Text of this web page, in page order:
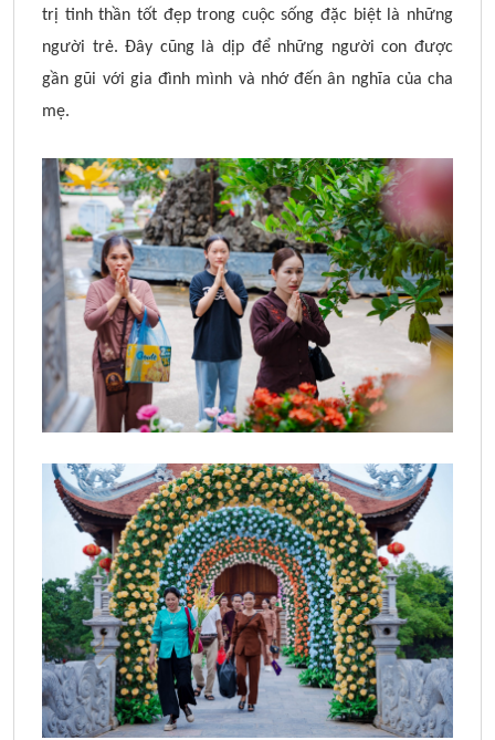
trị tinh thần tốt đẹp trong cuộc sống đặc biệt là những
người trẻ. Đây cũng là dịp để những người con được
gần gũi với gia đình mình và nhớ đến ân nghĩa của cha
mẹ.